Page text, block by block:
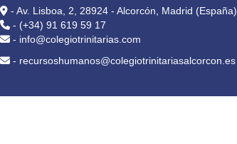
- Av. Lisboa, 2, 28924 - Alcorcón, Madrid (España)
- (+34) 91 619 59 17
- info@colegiotrinitarias.com
- recursoshumanos@colegiotrinitariasalcorcon.es